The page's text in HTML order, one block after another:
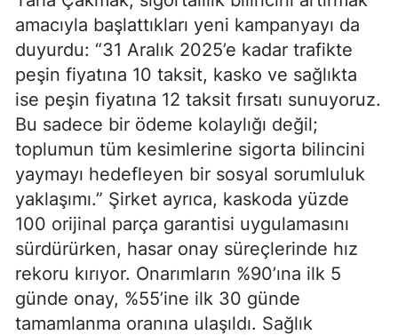
amacıyla başlattıkları yeni kampanyayı da
duyurdu: “31 Aralık 2025’e kadar trafikte
peşin fiyatına 10 taksit, kasko ve sağlıkta
ise peşin fiyatına 12 taksit fırsatı sunuyoruz.
Bu sadece bir ödeme kolaylığı değil;
toplumun tüm kesimlerine sigorta bilincini
yaymayı hedefleyen bir sosyal sorumluluk
yaklaşımı.” Şirket ayrıca, kaskoda yüzde
100 orijinal parça garantisi uygulamasını
sürdürürken, hasar onay süreçlerinde hız
rekoru kırıyor. Onarımların %90’ına ilk 5
günde onay, %55’ine ilk 30 günde
tamamlanma oranına ulaşıldı. Sağlık